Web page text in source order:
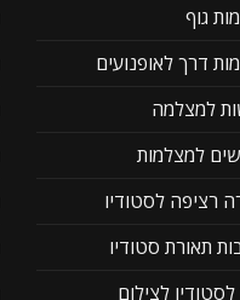
גוף
דרך לאופנועים
למצלמה
למצלמות
רציפה לסטודיו
תאורת סטודיו
לסטודיו לצילום